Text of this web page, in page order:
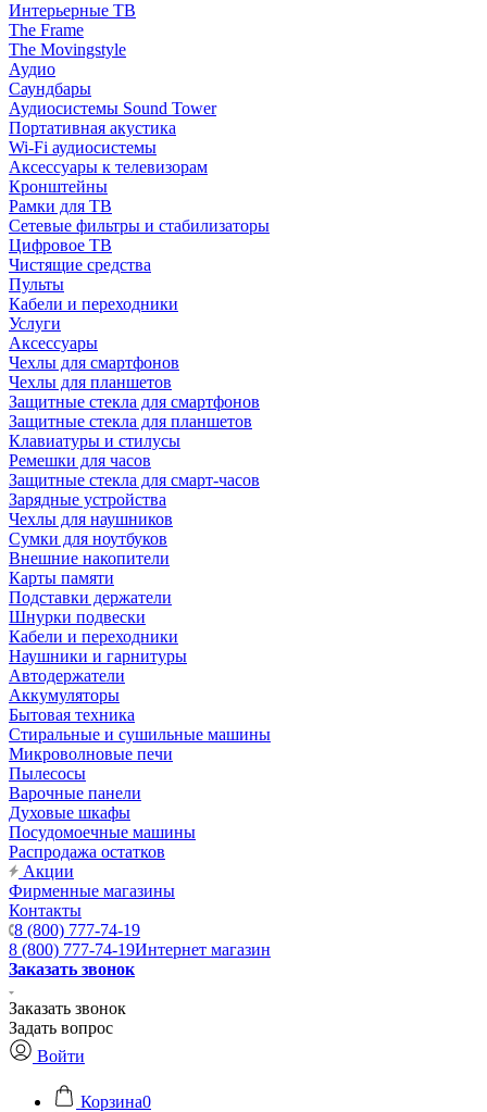
Интерьерные ТВ
The Frame
The Movingstyle
Аудио
Саундбары
Аудиосистемы Sound Tower
Портативная акустика
Wi-Fi аудиосистемы
Аксессуары к телевизорам
Кронштейны
Рамки для ТВ
Сетевые фильтры и стабилизаторы
Цифровое ТВ
Чистящие средства
Пульты
Кабели и переходники
Услуги
Аксессуары
Чехлы для смартфонов
Чехлы для планшетов
Защитные стекла для смартфонов
Защитные стекла для планшетов
Клавиатуры и стилусы
Ремешки для часов
Защитные стекла для смарт-часов
Зарядные устройства
Чехлы для наушников
Сумки для ноутбуков
Внешние накопители
Карты памяти
Подставки держатели
Шнурки подвески
Кабели и переходники
Наушники и гарнитуры
Автодержатели
Аккумуляторы
Бытовая техника
Стиральные и сушильные машины
Микроволновые печи
Пылесосы
Варочные панели
Духовые шкафы
Посудомоечные машины
Распродажа остатков
Акции
Фирменные магазины
Контакты
8 (800) 777-74-19
8 (800) 777-74-19Интернет магазин
Заказать звонок
Заказать звонок
Задать вопрос
Войти
Корзина0